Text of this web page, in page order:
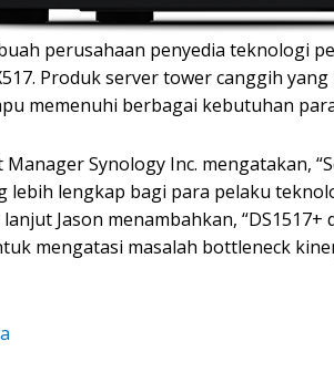
perusahaan penyedia teknologi
Produk server tower canggih
memenuhi berbagai kebutuhan
Manager Synology Inc. mengatakan,
lebih lengkap bagi para pelaku
Jason menambahkan,
mengatasi masalah bottleneck